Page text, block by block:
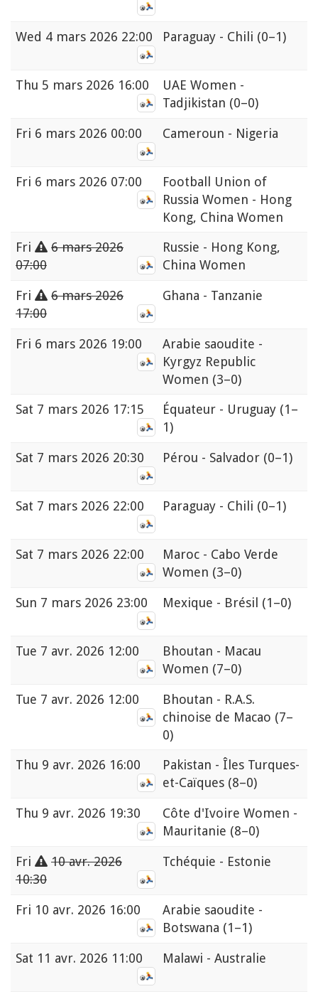
Wed 4 mars 2026 22:00 Paraguay - Chili (0–1)
Thu 5 mars 2026 16:00
UAE Women -
Tadjikistan (0–0)
Fri 6 mars 2026 00:00 Cameroun - Nigeria
Fri 6 mars 2026 07:00
Football Union of
Russia Women - Hong
Kong, China Women
Fri
6 mars 2026
07:00
Russie - Hong Kong,
China Women
Fri
6 mars 2026
17:00
Ghana - Tanzanie
Fri 6 mars 2026 19:00
Arabie saoudite -
Kyrgyz Republic
Women (3–0)
Sat 7 mars 2026 17:15 Équateur - Uruguay (1–
1)
Sat 7 mars 2026 20:30 Pérou - Salvador (0–1)
Sat 7 mars 2026 22:00 Paraguay - Chili (0–1)
Sat 7 mars 2026 22:00
Maroc - Cabo Verde
Women (3–0)
Sun 7 mars 2026 23:00 Mexique - Brésil (1–0)
Tue 7 avr. 2026 12:00
Bhoutan - Macau
Women (7–0)
Tue 7 avr. 2026 12:00
Bhoutan - R.A.S.
chinoise de Macao (7–
0)
Thu 9 avr. 2026 16:00
Pakistan - Îles Turques-
et-Caïques (8–0)
Thu 9 avr. 2026 19:30
Côte d'Ivoire Women -
Mauritanie (8–0)
Fri
10 avr. 2026
10:30
Tchéquie - Estonie
Fri 10 avr. 2026 16:00
Arabie saoudite -
Botswana (1–1)
Sat 11 avr. 2026 11:00 Malawi - Australie